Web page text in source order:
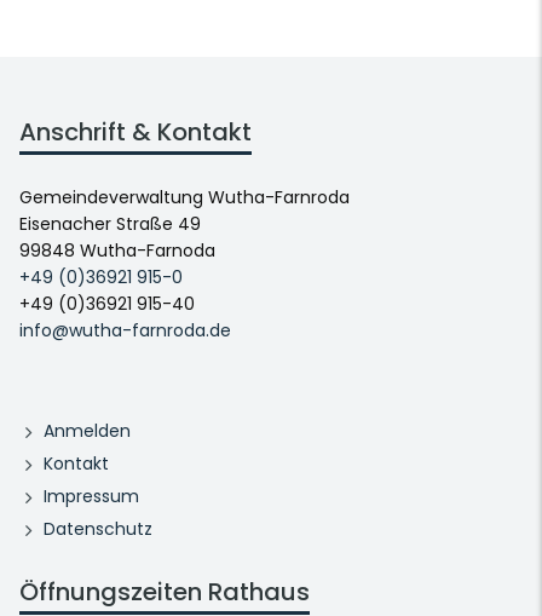
Anschrift & Kontakt
Gemeindeverwaltung Wutha-Farnroda
Eisenacher Straße 49
99848 Wutha-Farnoda
+49 (0)36921 915-0
+49 (0)36921 915-40
info@wutha-farnroda.de
Anmelden
Kontakt
Impressum
Datenschutz
Öffnungszeiten Rathaus